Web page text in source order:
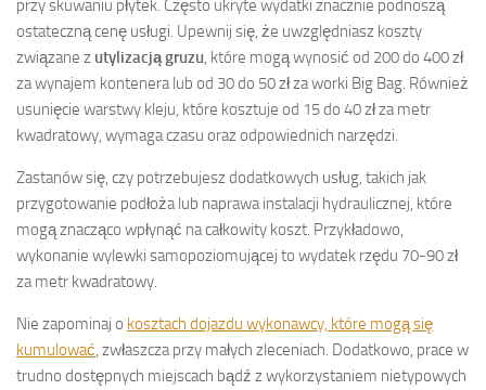
przy skuwaniu płytek. Często ukryte wydatki znacznie podnoszą
ostateczną cenę usługi. Upewnij się, że uwzględniasz koszty
związane z utylizacją gruzu , które mogą wynosić od 200 do 400 zł
za wynajem kontenera lub od 30 do 50 zł za worki Big Bag. Również
usunięcie warstwy kleju, które kosztuje od 15 do 40 zł za metr
kwadratowy, wymaga czasu oraz odpowiednich narzędzi.
Zastanów się, czy potrzebujesz dodatkowych usług, takich jak
przygotowanie podłoża lub naprawa instalacji hydraulicznej, które
mogą znacząco wpłynąć na całkowity koszt. Przykładowo,
wykonanie wylewki samopoziomującej to wydatek rzędu 70-90 zł
za metr kwadratowy.
Nie zapominaj o kosztach dojazdu wykonawcy, które mogą się
kumulować , zwłaszcza przy małych zleceniach. Dodatkowo, prace w
trudno dostępnych miejscach bądź z wykorzystaniem nietypowych